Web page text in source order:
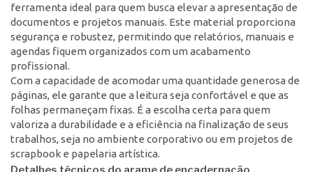
ferramenta ideal para quem busca elevar a apresentação de
documentos e projetos manuais. Este material proporciona
segurança e robustez, permitindo que relatórios, manuais e
agendas fiquem organizados com um acabamento
profissional.
Com a capacidade de acomodar uma quantidade generosa de
páginas, ele garante que a leitura seja confortável e que as
folhas permaneçam fixas. É a escolha certa para quem
valoriza a durabilidade e a eficiência na finalização de seus
trabalhos, seja no ambiente corporativo ou em projetos de
scrapbook e papelaria artística.